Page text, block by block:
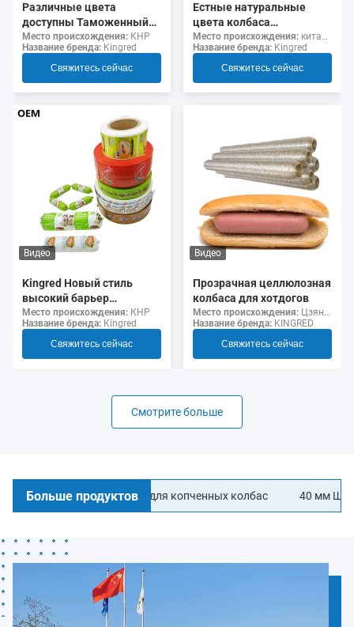
Различные цвета
доступны Таможенный
логотип флексография
Печать 5 слоев колбасы
Оболочки для колбас
Место происхождения: КНР
Название бренда: Kingred
Свяжитесь сейчас
Естные натуральные
цвета колбаса
коллагеновые оболочки
для жаренных колбас
Место происхождения: китайский
Название бренда: Kingred
Свяжитесь сейчас
Видео
Kingred Новый стиль
высокий барьер
несъедобный полиамид
колбаса корпуса пищевой
класс
Место происхождения: КНР
Название бренда: Kingred
Свяжитесь сейчас
Видео
Прозрачная целлюлозная
колбаса для хотдогов
Место происхождения: Цзянсу, Китай
Название бренда: KINGRED
Свяжитесь сейчас
Смотрите больше
Больше продуктов
колбасные корпуса для копченных колбас 40 мм Ширина